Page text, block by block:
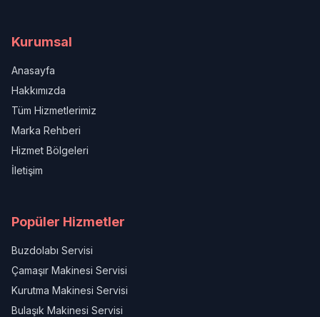
Kurumsal
Anasayfa
Hakkımızda
Tüm Hizmetlerimiz
Marka Rehberi
Hizmet Bölgeleri
İletişim
Popüler Hizmetler
Buzdolabı Servisi
Çamaşır Makinesi Servisi
Kurutma Makinesi Servisi
Bulaşık Makinesi Servisi